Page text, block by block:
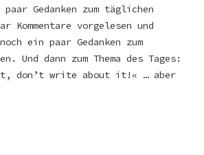
Gedanken zum täglichen
Kommentare vorgelesen und
ein paar Gedanken zum
Und dann zum Thema des Tages:
don’t write about it!« … aber